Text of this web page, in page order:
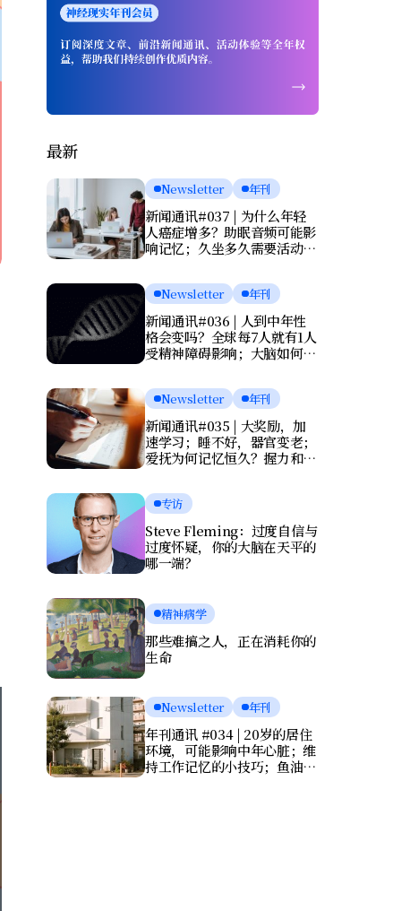
最新
Newsletter 年刊
新闻通讯#037 | 为什么年轻
人癌症增多？助眠音频可能影
响记忆；久坐多久需要活动一
Newsletter 年刊
新闻通讯#036 | 人到中年性
格会变吗？全球每7人就有1人
受精神障碍影响；大脑如何清
亡？
Newsletter 年刊
新闻通讯#035 | 大奖励，加
速学习；睡不好，器官变老；
爱抚为何记忆恒久？握力和写
专访
Steve Fleming：过度自信与
过度怀疑，你的大脑在天平的
哪一端？
精神病学
那些难搞之人，正在消耗你的
生命
Newsletter 年刊
年刊通讯 #034 | 20岁的居住
环境，可能影响中年心脏；维
持工作记忆的小技巧；鱼油竟